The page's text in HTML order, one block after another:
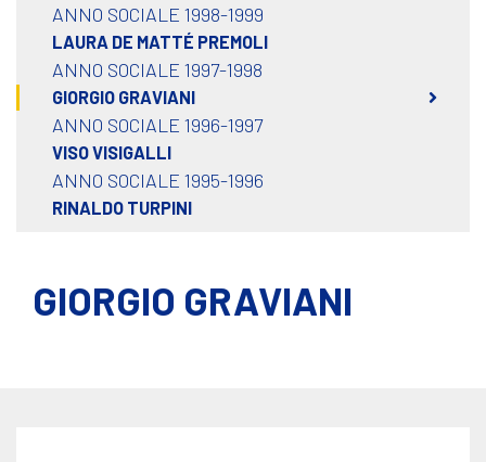
ANNO SOCIALE 1998-1999
LAURA DE MATTÉ PREMOLI
ANNO SOCIALE 1997-1998
GIORGIO GRAVIANI
ANNO SOCIALE 1996-1997
VISO VISIGALLI
ANNO SOCIALE 1995-1996
RINALDO TURPINI
GIORGIO GRAVIANI